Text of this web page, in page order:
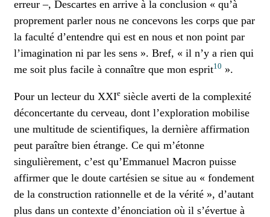
erreur –, Descartes en arrive à la conclusion « qu’à
proprement parler nous ne concevons les corps que par
la faculté d’entendre qui est en nous et non point par
l’imagination ni par les sens ». Bref, « il n’y a rien qui
me soit plus facile à connaître que mon esprit10 ».
Pour un lecteur du XXIe siècle averti de la complexité
déconcertante du cerveau, dont l’exploration mobilise
une multitude de scientifiques, la dernière affirmation
peut paraître bien étrange. Ce qui m’étonne
singulièrement, c’est qu’Emmanuel Macron puisse
affirmer que le doute cartésien se situe au « fondement
de la construction rationnelle et de la vérité », d’autant
plus dans un contexte d’énonciation où il s’évertue à